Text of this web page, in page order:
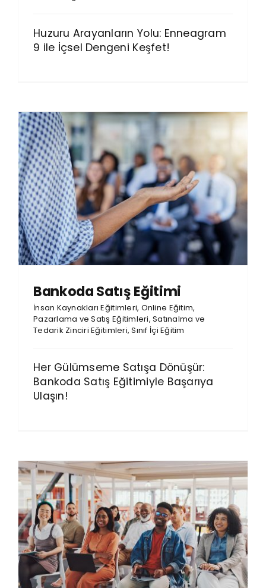
Huzuru Arayanların Yolu: Enneagram
9 ile İçsel Dengeni Keşfet!
Bankoda Satış Eğitimi
İnsan Kaynakları Eğitimleri, Online Eğitim,
Pazarlama ve Satış Eğitimleri,Satınalma ve
Tedarik Zinciri Eğitimleri,Sınıf İçi Eğitim
Her Gülümseme Satışa Dönüşür:
Bankoda Satış Eğitimiyle Başarıya
Ulaşın!